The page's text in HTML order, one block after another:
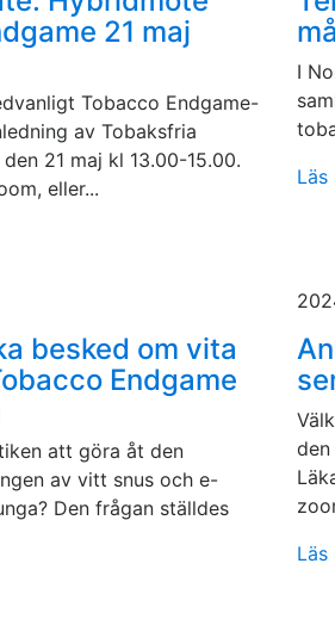
21 maj
Tobacco Endgame-
av Tobaksfria
21 maj kl 13.00-15.00.
eller...
I
Läs
besked om vita
Endgame
att göra åt den
av vitt snus och e-
Den frågan ställdes
den
Läs